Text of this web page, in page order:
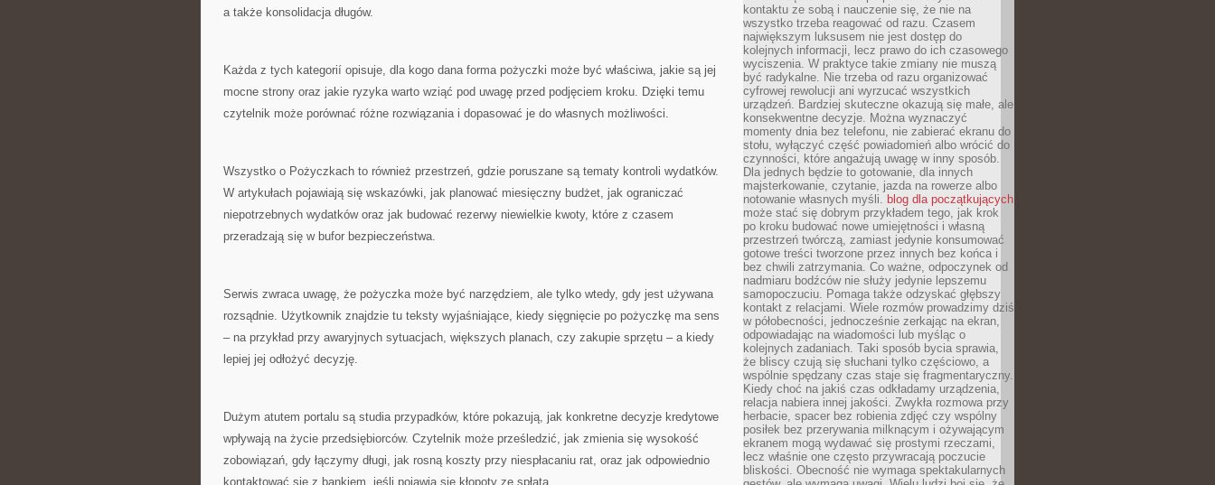
a także konsolidacja długów.
Każda z tych kategorií opisuje, dla kogo dana forma pożyczki może być właściwa, jakie są jej
mocne strony oraz jakie ryzyka warto wziąć pod uwagę przed podjęciem kroku. Dzięki temu
czytelnik może porównać różne rozwiązania i dopasować je do własnych możliwości.
Wszystko o Pożyczkach to również przestrzeń, gdzie poruszane są tematy kontroli wydatków.
W artykułach pojawiają się wskazówki, jak planować miesięczny budżet, jak ograniczać
niepotrzebnych wydatków oraz jak budować rezerwy niewielkie kwoty, które z czasem
przeradzają się w bufor bezpieczeństwa.
Serwis zwraca uwagę, że pożyczka może być narzędziem, ale tylko wtedy, gdy jest używana
rozsądnie. Użytkownik znajdzie tu teksty wyjaśniające, kiedy sięgnięcie po pożyczkę ma sens
– na przykład przy awaryjnych sytuacjach, większych planach, czy zakupie sprzętu – a kiedy
lepiej jej odłożyć decyzję.
Dużym atutem portalu są studia przypadków, które pokazują, jak konkretne decyzje kredytowe
wpływają na życie przedsiębiorców. Czytelnik może prześledzić, jak zmienia się wysokość
zobowiązań, gdy łączymy długi, jak rosną koszty przy niespłacaniu rat, oraz jak odpowiednio
kontaktować się z bankiem, jeśli pojawią się kłopoty ze spłatą.
kontaktu ze sobą i nauczenie się, że nie na
wszystko trzeba reagować od razu. Czasem
największym luksusem nie jest dostęp do
kolejnych informacji, lecz prawo do ich czasowego
wyciszenia. W praktyce takie zmiany nie muszą
być radykalne. Nie trzeba od razu organizować
cyfrowej rewolucji ani wyrzucać wszystkich
urządzeń. Bardziej skuteczne okazują się małe, ale
konsekwentne decyzje. Można wyznaczyć
momenty dnia bez telefonu, nie zabierać ekranu do
stołu, wyłączyć część powiadomień albo wrócić do
czynności, które angażują uwagę w inny sposób.
Dla jednych będzie to gotowanie, dla innych
majsterkowanie, czytanie, jazda na rowerze albo
notowanie własnych myśli. blog dla początkujących
może stać się dobrym przykładem tego, jak krok
po kroku budować nowe umiejętności i własną
przestrzeń twórczą, zamiast jedynie konsumować
gotowe treści tworzone przez innych bez końca i
bez chwili zatrzymania. Co ważne, odpoczynek od
nadmiaru bodźców nie służy jedynie lepszemu
samopoczuciu. Pomaga także odzyskać głębszy
kontakt z relacjami. Wiele rozmów prowadzimy dziś
w półobecności, jednocześnie zerkając na ekran,
odpowiadając na wiadomości lub myśląc o
kolejnych zadaniach. Taki sposób bycia sprawia,
że bliscy czują się słuchani tylko częściowo, a
wspólnie spędzany czas staje się fragmentaryczny.
Kiedy choć na jakiś czas odkładamy urządzenia,
relacja nabiera innej jakości. Zwykła rozmowa przy
herbacie, spacer bez robienia zdjęć czy wspólny
posiłek bez przerywania milknącym i ożywającym
ekranem mogą wydawać się prostymi rzeczami,
lecz właśnie one często przywracają poczucie
bliskości. Obecność nie wymaga spektakularnych